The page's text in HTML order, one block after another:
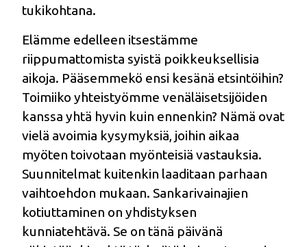
tukikohtana.
Elämme edelleen itsestämme
riippumattomista syistä poikkeuksellisia
aikoja. Pääsemmekö ensi kesänä etsintöihin?
Toimiiko yhteistyömme venäläisetsijöiden
kanssa yhtä hyvin kuin ennenkin? Nämä ovat
vielä avoimia kysymyksiä, joihin aikaa
myöten toivotaan myönteisiä vastauksia.
Suunnitelmat kuitenkin laaditaan parhaan
vaihtoehdon mukaan. Sankarivainajien
kotiuttaminen on yhdistyksen
kunniatehtävä. Se on tänä päivänä